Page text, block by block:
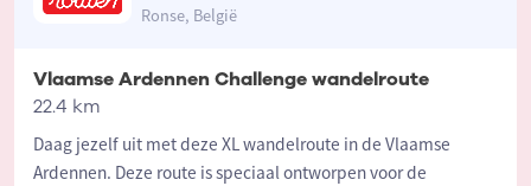
Ronse, België
Vlaamse Ardennen Challenge wandelroute
22.4 km
Daag jezelf uit met deze XL wandelroute in de Vlaamse
Ardennen. Deze route is speciaal ontworpen voor de